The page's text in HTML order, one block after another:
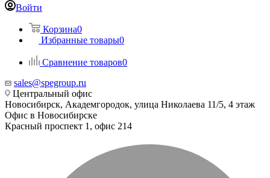
Войти
Корзина0
Избранные товары0
Сравнение товаров0
sales@spegroup.ru
Центральный офис
Новосибирск, Академгородок, улица Николаева 11/5, 4 этаж
Офис в Новосибирске
Красный проспект 1, офис 214